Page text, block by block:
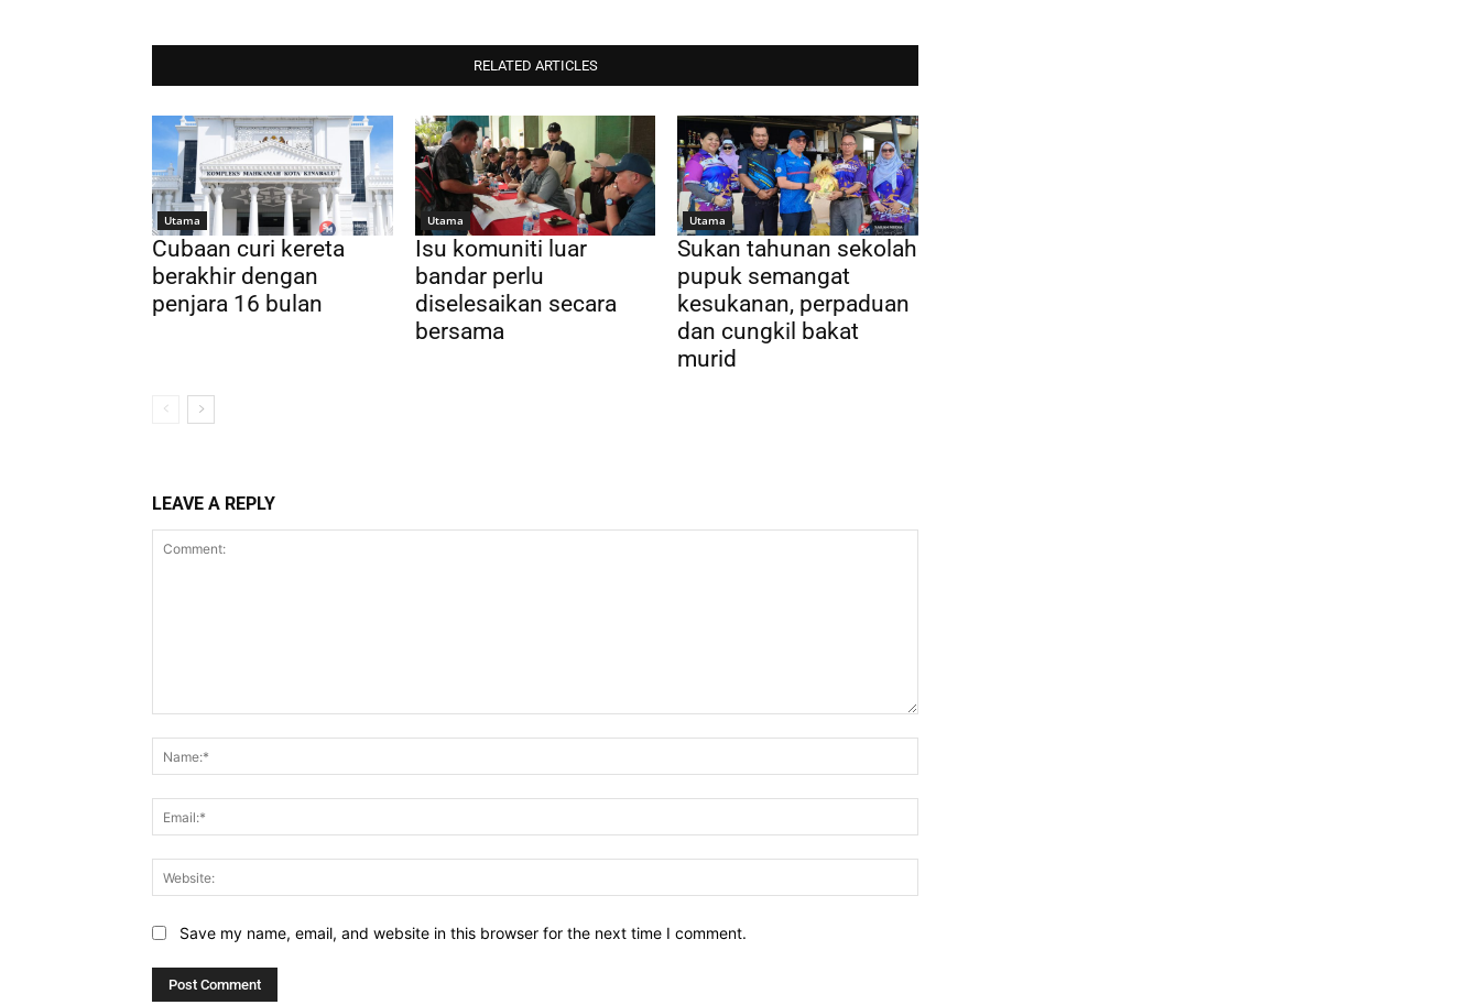
RELATED ARTICLES
Utama
Cubaan curi kereta
berakhir dengan
penjara 16 bulan
Utama
Isu komuniti luar
bandar perlu
diselesaikan secara
bersama
Utama
Sukan tahunan sekolah
pupuk semangat
kesukanan, perpaduan
dan cungkil bakat
murid
LEAVE A REPLY
Save my name, email, and website in this browser for the next time I comment.